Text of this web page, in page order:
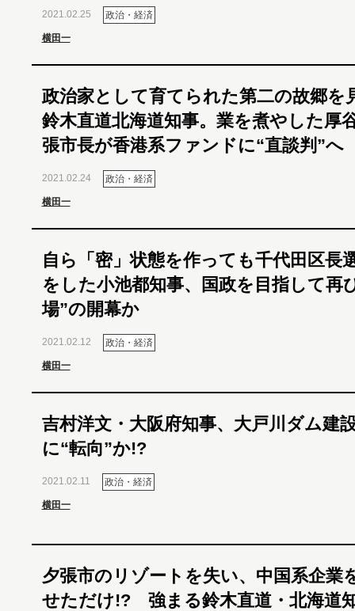
2021.02.25 政治・経済
横田一
政治家として育てられた第二の故郷を
鈴木直道北海道知事。業を煮やした厚
張市長が香港系ファンドに“直談判”へ
2021.02.24 政治・経済
横田一
自ら「密」状態を作っても千代田区長
をした小池都知事、国政を目指して再
場”の開幕か
2021.02.12 政治・経済
横田一
吉村洋文・大阪府知事、大戸川ダム建
に“転向”か!?
2021.02.11 政治・経済
横田一
夕張市のリゾートを失い、中国系企業
せただけ!? 強まる鈴木直道・北海道